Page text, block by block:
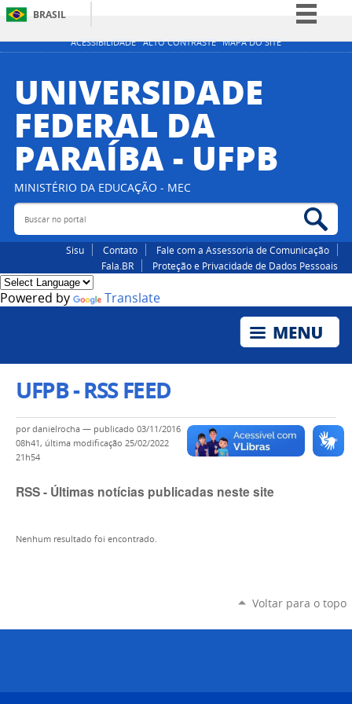
ACESSIBILIDADE ALTO CONTRASTE MAPA DO SITE
BRASIL
Simplifique!
Participe
Acesso à informação
Canais
UNIVERSIDADE
FEDERAL DA
PARAÍBA - UFPB
MINISTÉRIO DA EDUCAÇÃO - MEC
Buscar no portal
Sisu Contato
Fale com a Assessoria de Comunicação
Fala.BR
Proteção e Privacidade de Dados Pessoais
Powered by Translate
UFPB - RSS FEED
pordanielrocha — publicado 03/11/2016
08h41, última modificação 25/02/2022
21h54
RSS - Últimas notícias publicadas neste site
Nenhum resultado foi encontrado.
Voltar para o topo